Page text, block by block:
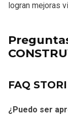
logran mejoras
FAQ
¿Puedo ser